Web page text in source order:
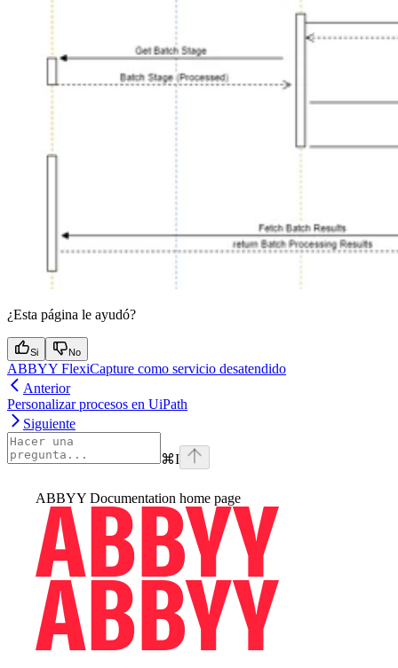
¿Esta página le ayudó?
Si No
ABBYY FlexiCapture como servicio desatendido
Anterior
Personalizar procesos en UiPath
Siguiente
⌘I
ABBYY Documentation home page